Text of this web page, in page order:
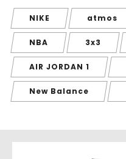
NIKE atmos
NBA 3x3
AIR JORDAN 1
New Balance